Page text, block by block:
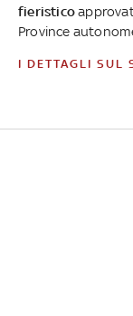
fieristico
Province
I DETTAGLI SUL